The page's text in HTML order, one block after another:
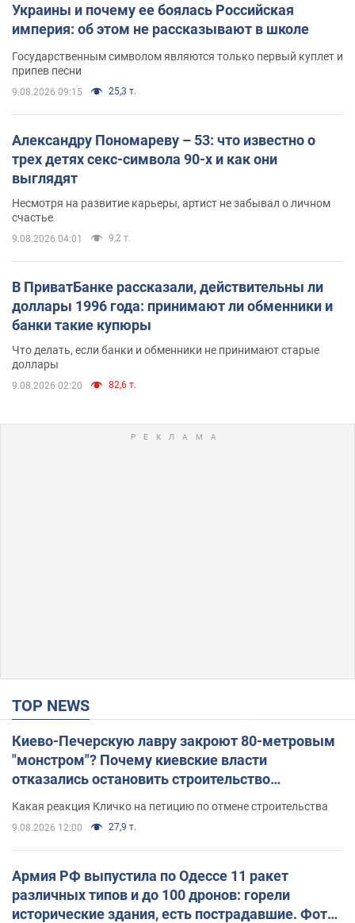
Украины и почему ее боялась Российская
империя: об этом не рассказывают в школе
Государственным символом являются только первый куплет и
припев песни
9.08.2026 09:15 25,3 т.
Александру Пономареву – 53: что известно о
трех детях секс-символа 90-х и как они
выглядят
Несмотря на развитие карьеры, артист не забывал о личном
счастье
9.08.2026 04:01 9,2 т.
В ПриватБанке рассказали, действительны ли
доллары 1996 года: принимают ли обменники и
банки такие купюры
Что делать, если банки и обменники не принимают старые
доллары
9.08.2026 02:20 82,6 т.
TOP NEWS
Киево-Печерскую лавру закроют 80-метровым
"монстром"? Почему киевские власти
отказались остановить строительство
Какая реакция Кличко на петицию по отмене строительства
9.08.2026 12:00 27,9 т.
Армия РФ выпустила по Одессе 11 ракет
различных типов и до 100 дронов: горели
исторические здания, есть пострадавшие. Фото